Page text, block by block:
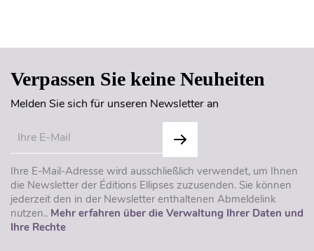
Verpassen Sie keine Neuheiten
Melden Sie sich für unseren Newsletter an
Ihre E-Mail-Adresse wird ausschließlich verwendet, um Ihnen
die Newsletter der Éditions Ellipses zuzusenden. Sie können
jederzeit den in der Newsletter enthaltenen Abmeldelink
nutzen.. Mehr erfahren über die Verwaltung Ihrer Daten und
Ihre Rechte